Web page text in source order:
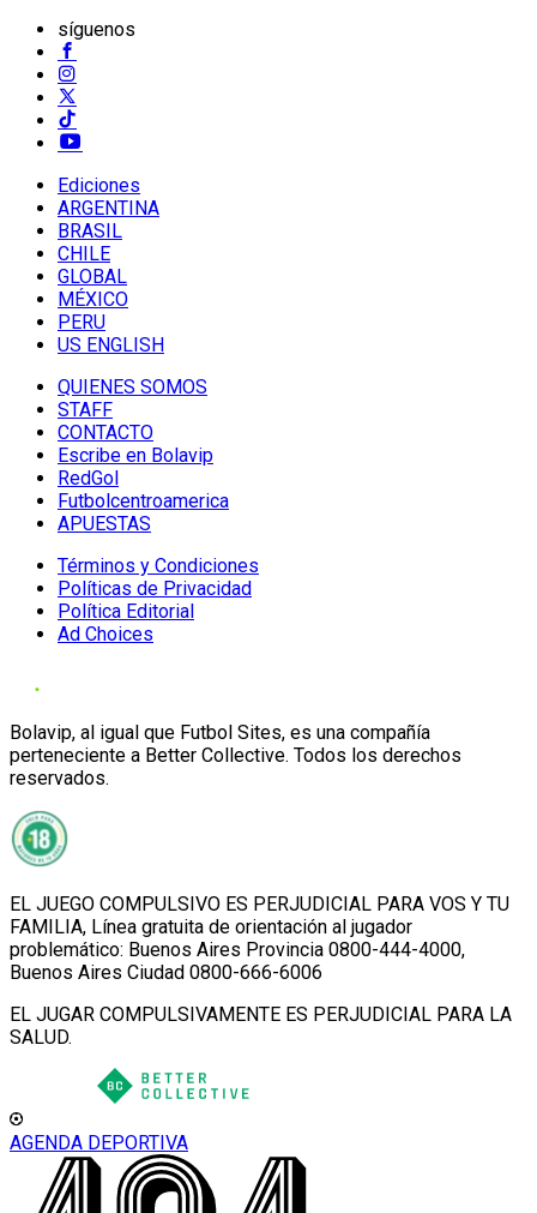
síguenos
Ediciones
ARGENTINA
BRASIL
CHILE
GLOBAL
MÉXICO
PERU
US ENGLISH
QUIENES SOMOS
STAFF
CONTACTO
Escribe en Bolavip
RedGol
Futbolcentroamerica
APUESTAS
Términos y Condiciones
Políticas de Privacidad
Política Editorial
Ad Choices
Bolavip, al igual que Futbol Sites, es una compañía
perteneciente a Better Collective. Todos los derechos
reservados.
EL JUEGO COMPULSIVO ES PERJUDICIAL PARA VOS Y TU
FAMILIA, Línea gratuita de orientación al jugador
problemático: Buenos Aires Provincia 0800-444-4000,
Buenos Aires Ciudad 0800-666-6006
EL JUGAR COMPULSIVAMENTE ES PERJUDICIAL PARA LA
SALUD.
AGENDA DEPORTIVA